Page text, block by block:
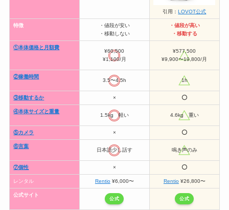
引用：LOVOT公式
特徴
・値段が安い
・移動しない
・値段が高い
・移動する
①本体価格と月額費
¥60,500
¥1,100/月
¥577,500
¥9,900〜19,800/月
②稼働時間
3.5〜4.5h 1h
③移動するか × ⭕️
④本体サイズと重量
1.5kg 軽い 4.6kg 重い
⑤カメラ × ⭕️
⑥言葉
日本語少し話す 鳴き声のみ
⑦個性 × ⭕️
レンタル Rentio¥6,000〜 Rentio¥26,800〜
公式サイト
公式 公式